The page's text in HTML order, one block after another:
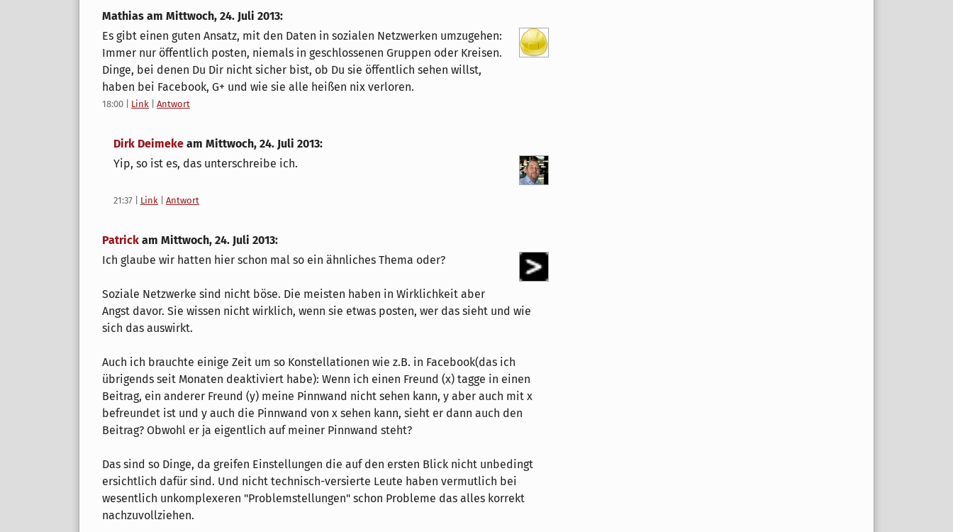
Mathias am Mittwoch, 24. Juli 2013:
Es gibt einen guten Ansatz, mit den Daten in sozialen Netzwerken umzugehen:
Immer nur öffentlich posten, niemals in geschlossenen Gruppen oder Kreisen.
Dinge, bei denen Du Dir nicht sicher bist, ob Du sie öffentlich sehen willst,
haben bei Facebook, G+ und wie sie alle heißen nix verloren.
18:00 Link Antwort
Dirk Deimeke am Mittwoch, 24. Juli 2013:
Yip, so ist es, das unterschreibe ich.
21:37 Link Antwort
Patrick am Mittwoch, 24. Juli 2013:
Ich glaube wir hatten hier schon mal so ein ähnliches Thema oder?
Soziale Netzwerke sind nicht böse. Die meisten haben in Wirklichkeit aber
Angst davor. Sie wissen nicht wirklich, wenn sie etwas posten, wer das sieht und wie
sich das auswirkt.
Auch ich brauchte einige Zeit um so Konstellationen wie z.B. in Facebook(das ich
übrigends seit Monaten deaktiviert habe): Wenn ich einen Freund (x) tagge in einen
Beitrag, ein anderer Freund (y) meine Pinnwand nicht sehen kann, y aber auch mit x
befreundet ist und y auch die Pinnwand von x sehen kann, sieht er dann auch den
Beitrag? Obwohl er ja eigentlich auf meiner Pinnwand steht?
Das sind so Dinge, da greifen Einstellungen die auf den ersten Blick nicht unbedingt
ersichtlich dafür sind. Und nicht technisch-versierte Leute haben vermutlich bei
wesentlich unkomplexeren "Problemstellungen" schon Probleme das alles korrekt
nachzuvollziehen.